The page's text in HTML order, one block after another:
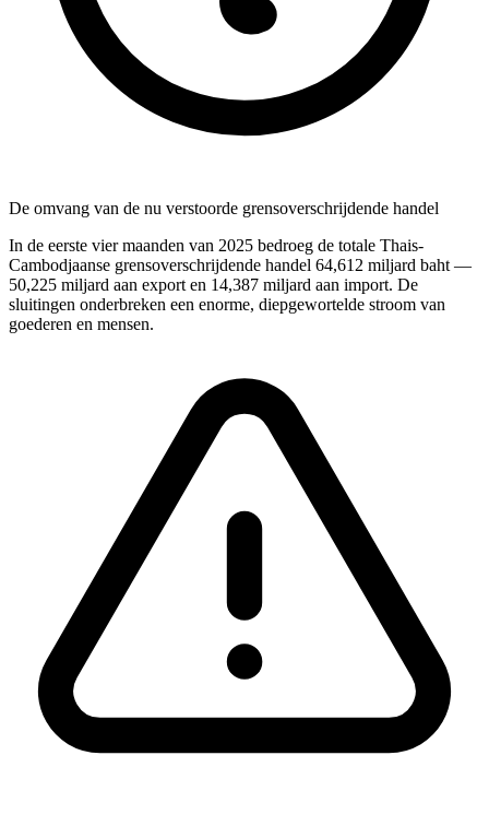
De omvang van de nu verstoorde grensoverschrijdende handel
In de eerste vier maanden van 2025 bedroeg de totale Thais-
Cambodjaanse grensoverschrijdende handel 64,612 miljard baht —
50,225 miljard aan export en 14,387 miljard aan import. De
sluitingen onderbreken een enorme, diepgewortelde stroom van
goederen en mensen.